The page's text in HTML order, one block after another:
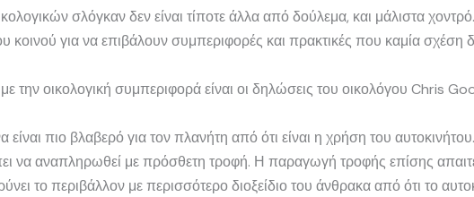
σλόγκαν δεν είναι τίποτε άλλα από δούλεμα, και μάλιστα χοντρό.
κοινού για να επιβάλουν συμπεριφορές και πρακτικές που καμία σχέση
την οικολογική συμπεριφορά είναι οι δηλώσεις του οικολόγου Chris
πιο βλαβερό για τον πλανήτη από ότι είναι η χρήση του
να αναπληρωθεί με πρόσθετη τροφή. Η παραγωγή τροφής επίσης
το περιβάλλον με περισσότερο διοξείδιο του άνθρακα από ότι το